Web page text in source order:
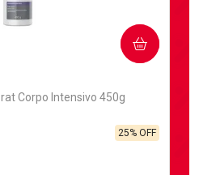
Corpo Intensivo 450g
25% OFF
COMPRAR